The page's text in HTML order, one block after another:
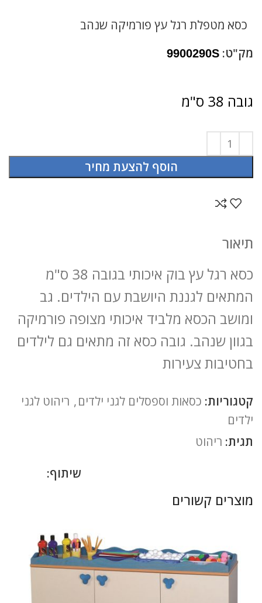
כסא מטפלת רגל עץ פורמיקה שנהב
מק"ט: 9900290S
גובה 38 ס"מ
הוסף להצעת מחיר
תיאור
כסא רגל עץ בוק איכותי בגובה 38 ס"מ
המתאים לגננת היושבת עם הילדים. גב
ומושב הכסא מלביד איכותי מצופה פורמיקה
בגוון שנהב. גובה כסא זה מתאים גם לילדים
בחטיבות צעירות
קטגוריות: כסאות וספסלים לגני ילדים, ריהוט לגני
ילדים
תגית: ריהוט
שיתוף:
מוצרים קשורים